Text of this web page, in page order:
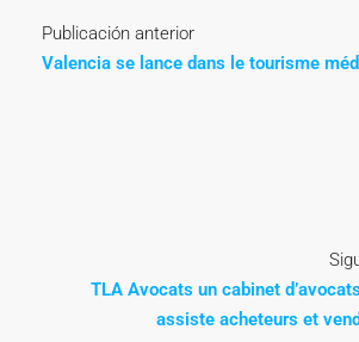
Publicación anterior
Valencia se lance dans le tourisme
TLA Avocats un cabinet
assiste acheteurs et